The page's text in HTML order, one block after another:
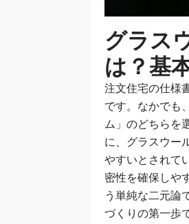
グラス
は？基
注文住宅の仕様
です。なかでも
ム」のどちらを
に、グラスウー
やすいとされて
密性を確保しや
う単純な二元論
づくりの第一歩